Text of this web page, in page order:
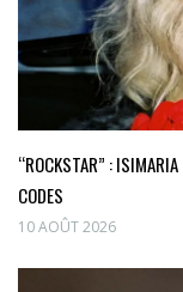
“ROCKSTAR” : ISIMARIA
CODES
10 AOÛT 2026